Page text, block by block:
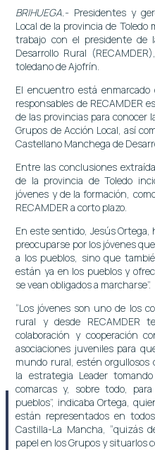
BRIHUEGA .- Presidentes y
Local de la provincia de
trabajo con el presidente de
Desarrollo Rural
toledano de Ajofrín.
El encuentro está
responsables de RECAMDER
de las provincias para conocer
Grupos de Acción Local, así
Castellano Manchega de
Entre las conclusiones
de la provincia de Toledo
jóvenes y de la formación,
RECAMDER a corto plazo.
En este sentido, Jesús Ortega,
preocuparse por los jóvenes
a los pueblos, sino que
están ya en los pueblos y
se vean obligados a marcharse”.
“Los jóvenes son uno de los
rural y desde RECAMDER
colaboración y cooperación
asociaciones juveniles para
mundo rural, estén orgullosos
la estrategia Leader
comarcas y, sobre todo,
pueblos”, indicaba Ortega,
están representados en
Castilla-La Mancha, “quizás
papel en los Grupos y situarlos